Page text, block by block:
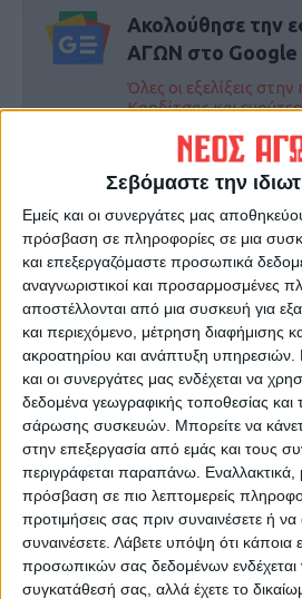
Σεβόμαστε την
Εμείς και οι συνεργάτες μας
πρόσβαση σε πληροφορίες σε μια
και επεξεργαζόμαστε προσωπικά
αναγνωριστικοί και προσαρμοσμένες
αποστέλλονται από μια συσκευή για
και περιεχόμενο, μέτρηση διαφήμισης
ακροατηρίου και ανάπτυξη υπηρεσιών.
και οι συνεργάτες μας ενδέχεται να
δεδομένα γεωγραφικής τοποθεσίας
σάρωσης συσκευών. Μπορείτε να
στην επεξεργασία από εμάς και τους
περιγράφεται παραπάνω. Εναλλακτικά,
πρόσβαση σε πιο λεπτομερείς
προτιμήσεις σας πριν συναινέσετε ή να
συναινέσετε. Λάβετε υπόψη ότι κάποια
προσωπικών σας δεδομένων ενδέχεται
συγκατάθεσή σας, αλλά έχετε το
Ακολούθησε την
ΑΓΩΝ στο Google
Όλες οι εξελίξεις στην
Καρδίτσας και
ΠΡΟΗΓΟΥΜΕΝΟ ΑΡΘΡΟ
Προς αναβολή το ματς της
ΑΣΑ με τον Πανσερραϊκό
Θεοδόσης
https://neosagon.gr